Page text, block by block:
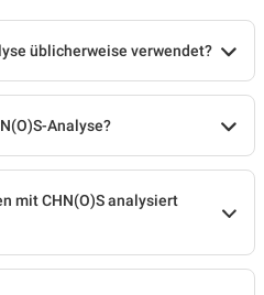
üblicherweise verwendet?
Analyse?
mit CHN(O)S analysiert